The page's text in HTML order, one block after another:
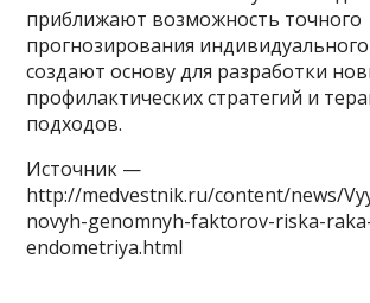
приближают возможность точного
прогнозирования
создают основу для разработки
профилактических стратегий и
подходов.
Источник —
http://medvestnik.ru/content/news/
novyh-genomnyh-faktorov-riska-
endometriya.html